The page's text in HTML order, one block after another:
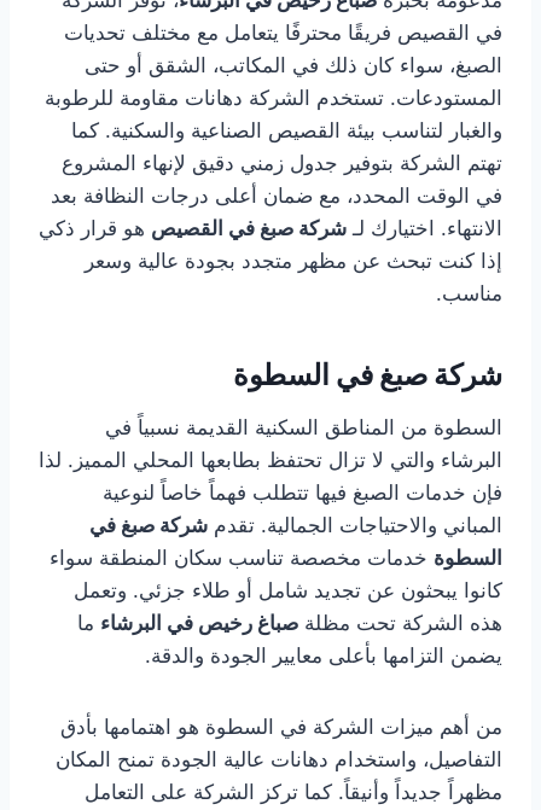
في القصيص فريقًا محترفًا يتعامل مع مختلف تحديات
الصبغ، سواء كان ذلك في المكاتب، الشقق أو حتى
المستودعات. تستخدم الشركة دهانات مقاومة للرطوبة
والغبار لتناسب بيئة القصيص الصناعية والسكنية. كما
تهتم الشركة بتوفير جدول زمني دقيق لإنهاء المشروع
في الوقت المحدد، مع ضمان أعلى درجات النظافة بعد
الانتهاء. اختيارك لـ شركة صبغ في القصيص هو قرار ذكي
إذا كنت تبحث عن مظهر متجدد بجودة عالية وسعر
مناسب.
شركة صبغ في السطوة
السطوة من المناطق السكنية القديمة نسبياً في
البرشاء والتي لا تزال تحتفظ بطابعها المحلي المميز. لذا
فإن خدمات الصبغ فيها تتطلب فهماً خاصاً لنوعية
المباني والاحتياجات الجمالية. تقدم شركة صبغ في
السطوة خدمات مخصصة تناسب سكان المنطقة سواء
كانوا يبحثون عن تجديد شامل أو طلاء جزئي. وتعمل
هذه الشركة تحت مظلة صباغ رخيص في البرشاء ما
يضمن التزامها بأعلى معايير الجودة والدقة.
من أهم ميزات الشركة في السطوة هو اهتمامها بأدق
التفاصيل، واستخدام دهانات عالية الجودة تمنح المكان
مظهراً جديداً وأنيقاً. كما تركز الشركة على التعامل